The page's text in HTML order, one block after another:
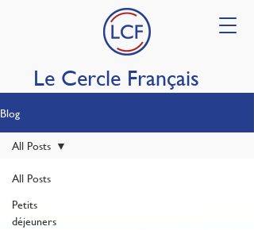
Le Cercle Français
Blog
All Posts
Petits
déjeuners
All Posts